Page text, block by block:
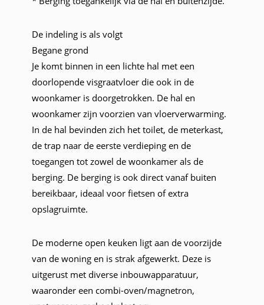
De indeling is als volgt
Begane grond
Je komt binnen in een lichte hal met een
doorlopende visgraatvloer die ook in de
woonkamer is doorgetrokken. De hal en
woonkamer zijn voorzien van vloerverwarming.
In de hal bevinden zich het toilet, de meterkast,
de trap naar de eerste verdieping en de
toegangen tot zowel de woonkamer als de
berging. De berging is ook direct vanaf buiten
bereikbaar, ideaal voor fietsen of extra
opslagruimte.
De moderne open keuken ligt aan de voorzijde
van de woning en is strak afgewerkt. Deze is
uitgerust met diverse inbouwapparatuur,
waaronder een combi-oven/magnetron,